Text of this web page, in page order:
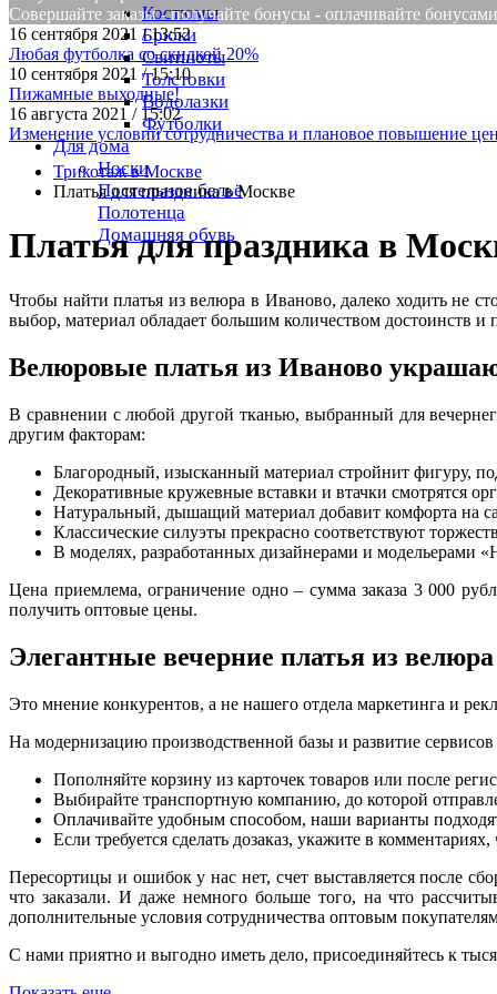
Костюмы
Брюки
Свитшоты
Толстовки
Водолазки
Футболки
Для дома
Носки
Постельное бельё
Полотенца
Домашняя обувь
Совершайте заказы - получайте бонусы - оплачивайте
16 сентября 2021 / 13:52
Любая футболка со скидкой 20%
10 сентября 2021 / 15:10
Пижамные выходные!
16 августа 2021 / 15:02
Изменение условий сотрудничества и плановое повышение
Трикотаж в Москве
Платья для праздника в Москве
Платья для праздника в
Чтобы найти платья из велюра в Иваново, далеко ходить не
выбор, материал обладает большим количеством достоинств
Велюровые платья из Иваново
В сравнении с любой другой тканью, выбранный для
другим факторам:
Благородный, изысканный материал стройнит фигуру,
Декоративные кружевные вставки и втачки смотрятся
Натуральный, дышащий материал добавит комфорта на
Классические силуэты прекрасно соответствуют
В моделях, разработанных дизайнерами и модельерами
Цена приемлема, ограничение одно – сумма заказа 3 000
получить оптовые цены.
Элегантные вечерние платья из
Это мнение конкурентов, а не нашего отдела маркетинга и
На модернизацию производственной базы и развитие
Пополняйте корзину из карточек товаров или после
Выбирайте транспортную компанию, до которой
Оплачивайте удобным способом, наши варианты
Если требуется сделать дозаказ, укажите в
Пересортицы и ошибок у нас нет, счет выставляется после
что заказали. И даже немного больше того, на что
дополнительные условия сотрудничества оптовым
С нами приятно и выгодно иметь дело, присоединяйтесь к